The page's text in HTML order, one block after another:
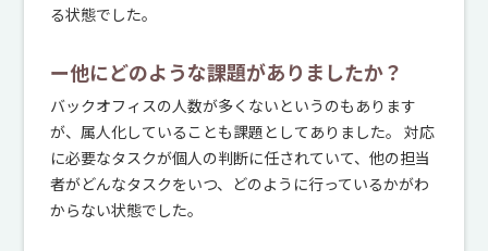
る状態でした。
ー他にどのような課題がありましたか？
バックオフィスの人数が多くないというのもあります
が、属人化していることも課題としてありました。 対応
に必要なタスクが個人の判断に任されていて、他の担当
者がどんなタスクをいつ、どのように行っているかがわ
からない状態でした。